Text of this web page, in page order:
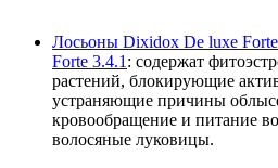
Лосьоны Dixidox De luxe
Forte 3.4.1: содержат
растений, блокирующие
устраняющие причины
кровообращение и питание
волосяные луковицы.